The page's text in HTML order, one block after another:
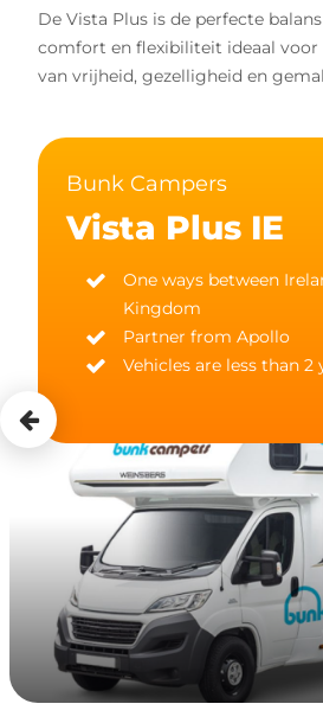
De Vista Plus is de perfecte
comfort en flexibiliteit ideaal voor
van vrijheid, gezelligheid en
Bunk Campers
Vista Plus IE
One ways between
Kingdom
Partner from Apollo
Vehicles are less than 2